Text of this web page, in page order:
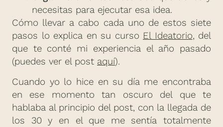
necesitas para ejecutar esa idea.
Cómo llevar a cabo cada uno de estos siete
pasos lo explica en su curso El Ideatorio, del
que te conté mi experiencia el año pasado
(puedes ver el post aquí).
Cuando yo lo hice en su día me encontraba
en ese momento tan oscuro del que te
hablaba al principio del post, con la llegada de
los 30 y en el que me sentía totalmente